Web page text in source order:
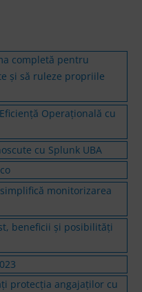
completă pentru
și să ruleze propriile
Operațională cu
cu Splunk UBA
monitorizarea
beneficii și posibilități
protecția angajaților cu